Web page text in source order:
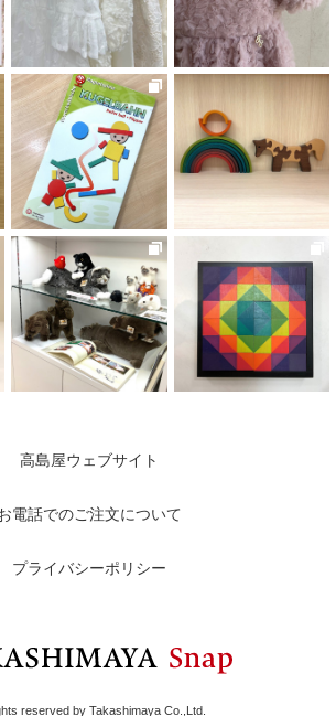
高島屋ウェブサイト
電話でのご注文について
プライバシーポリシー
reserved by Takashimaya Co.,Ltd.